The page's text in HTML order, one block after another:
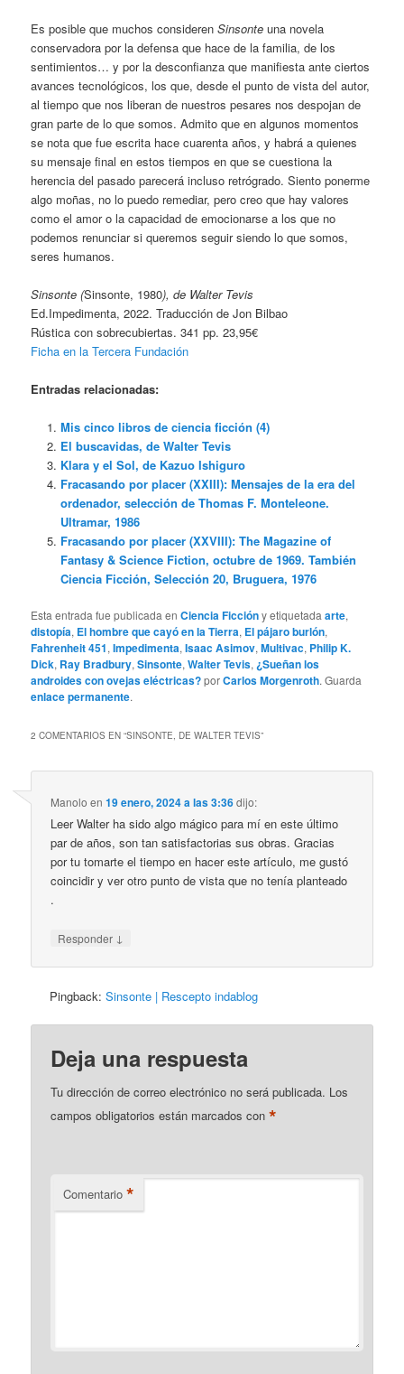
Es posible que muchos considerenSinsonte una novela
conservadora por la defensa que hace de la familia, de los
sentimientos… y por la desconfianza que manifiesta ante ciertos
avances tecnológicos, los que, desde el punto de vista del autor,
al tiempo que nos liberan de nuestros pesares nos despojan de
gran parte de lo que somos. Admito que en algunos momentos
se nota que fue escrita hace cuarenta años, y habrá a quienes
su mensaje final en estos tiempos en que se cuestiona la
herencia del pasado parecerá incluso retrógrado. Siento ponerme
algo moñas, no lo puedo remediar, pero creo que hay valores
como el amor o la capacidad de emocionarse a los que no
podemos renunciar si queremos seguir siendo lo que somos,
seres humanos.
Sinsonte (Sinsonte, 1980), de Walter Tevis
Ed.Impedimenta, 2022. Traducción de Jon Bilbao
Rústica con sobrecubiertas. 341 pp. 23,95€
Ficha en la Tercera Fundación
Entradas relacionadas:
Mis cinco libros de ciencia ficción (4)
El buscavidas, de Walter Tevis
Klara y el Sol, de Kazuo Ishiguro
Fracasando por placer (XXIII): Mensajes de la era del
ordenador, selección de Thomas F. Monteleone.
Ultramar, 1986
Fracasando por placer (XXVIII): The Magazine of
Fantasy & Science Fiction, octubre de 1969. También
Ciencia Ficción, Selección 20, Bruguera, 1976
Esta entrada fue publicada enCiencia Ficcióny etiquetadaarte,
distopía, El hombre que cayó en la Tierra, El pájaro burlón,
Fahrenheit 451,Impedimenta,Isaac Asimov,Multivac, Philip K.
Dick, Ray Bradbury,Sinsonte,Walter Tevis, ¿Sueñan los
androides con ovejas eléctricas?porCarlos Morgenroth. Guarda
enlace permanente.
2 COMENTARIOS EN “SINSONTE, DE WALTER TEVIS”
Manolo en19 enero, 2024 a las 3:36dijo:
Leer Walter ha sido algo mágico para mí en este último
par de años, son tan satisfactorias sus obras. Gracias
por tu tomarte el tiempo en hacer este artículo, me gustó
coincidir y ver otro punto de vista que no tenía planteado
.
Responder ↓
Pingback:Sinsonte | Rescepto indablog
Deja una respuesta
Tu dirección de correo electrónico no será publicada. Los
campos obligatorios están marcados con*
Comentario *